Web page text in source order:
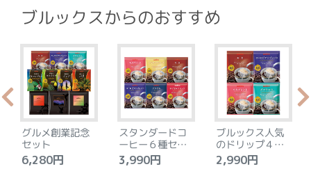
ブルックスからのおすすめ
グルメ創業記念
セット
6,280円
スタンダードコ
ーヒー６種セッ
ト
3,990円
ブルックス人気
のドリップ４種
セット
2,990円